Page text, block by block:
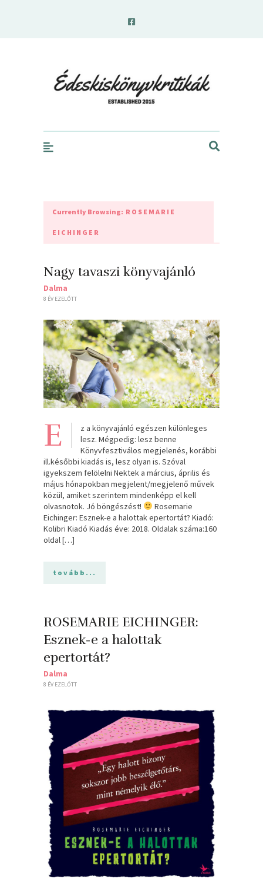
Currently Browsing: ROSEMARIE
EICHINGER
Nagy tavaszi könyvajánló
Dalma
8 ÉV EZELŐTT
E
z a könyvajánló egészen különleges
lesz. Mégpedig: lesz benne
Könyvfesztiválos megjelenés, korábbi
ill.későbbi kiadás is, lesz olyan is. Szóval
igyekszem felölelni Nektek a március, április és
május hónapokban megjelent/megjelenő művek
közül, amiket szerintem mindenképp el kell
olvasnotok. Jó böngészést!
Rosemarie
Eichinger: Esznek-e ​a halottak epertortát? Kiadó:
Kolibri Kiadó Kiadás éve: 2018. Oldalak száma:160
oldal […]
tovább...
ROSEMARIE EICHINGER:
Esznek-e ​a halottak
epertortát?
Dalma
8 ÉV EZELŐTT